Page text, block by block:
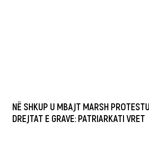
NË SHKUP U MBAJT MARSH
DREJTAT E GRAVE: PATRIARKATI VRET